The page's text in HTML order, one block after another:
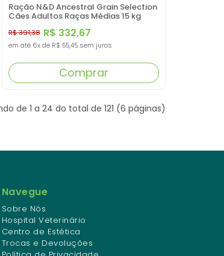
Ração N&D Ancestral Grain Selection
Cães Adultos Raças Médias 15 kg
R$ 332,67
R$ 391,38
em até 6xde R$ 55,45sem juros
Comprar
de 1 a 24 do total de 121 (6 páginas)
Navegue
Sobre Nós
Hospital Veterinário
Centro de Estética
Trocas e Devoluções